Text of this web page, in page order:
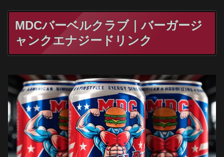
MDCバーベルクラブ｜バーガージ
ャンクエナジードリンク